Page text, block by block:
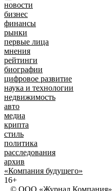
новости
бизнес
финансы
рынки
первые лица
мнения
рейтинги
биографии
цифровое развитие
наука и технологии
недвижимость
авто
медиа
крипта
стиль
политика
расследования
архив
«Компания будущего»
16+
© ООО «Журнал Компания»